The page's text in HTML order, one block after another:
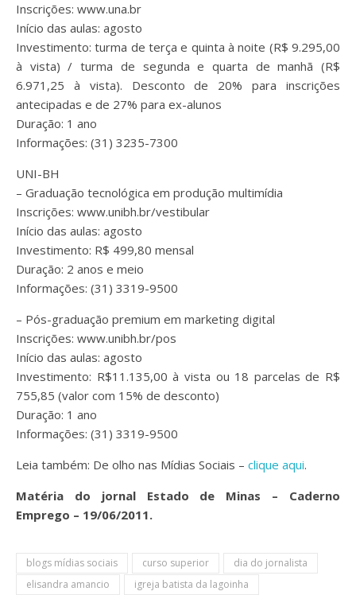
Inscrições: www.una.br
Início das aulas: agosto
Investimento: turma de terça e quinta à noite (R$ 9.295,00
à vista) / turma de segunda e quarta de manhã (R$
6.971,25 à vista). Desconto de 20% para inscrições
antecipadas e de 27% para ex-alunos
Duração: 1 ano
Informações: (31) 3235-7300
UNI-BH
– Graduação tecnológica em produção multimídia
Inscrições: www.unibh.br/vestibular
Início das aulas: agosto
Investimento: R$ 499,80 mensal
Duração: 2 anos e meio
Informações: (31) 3319-9500
– Pós-graduação premium em marketing digital
Inscrições: www.unibh.br/pos
Início das aulas: agosto
Investimento: R$11.135,00 à vista ou 18 parcelas de R$
755,85 (valor com 15% de desconto)
Duração: 1 ano
Informações: (31) 3319-9500
Leia também: De olho nas Mídias Sociais – clique aqui.
Matéria do jornal Estado de Minas – Caderno
Emprego – 19/06/2011.
blogs mídias sociais curso superior
dia do jornalista
elisandra amancio
igreja batista da lagoinha